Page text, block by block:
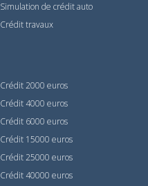
Simulation de crédit auto
Crédit travaux
Crédit 2000 euros
Crédit 4000 euros
Crédit 6000 euros
Crédit 15000 euros
Crédit 25000 euros
Crédit 40000 euros